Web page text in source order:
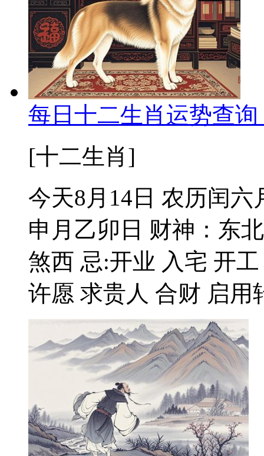
每日十二生肖运势查
[十二生肖]
今天8月14日 农历闰
申月乙卯日 财神：东
煞西 忌:开业 入宅 开
许愿 求贵人 合财 启用